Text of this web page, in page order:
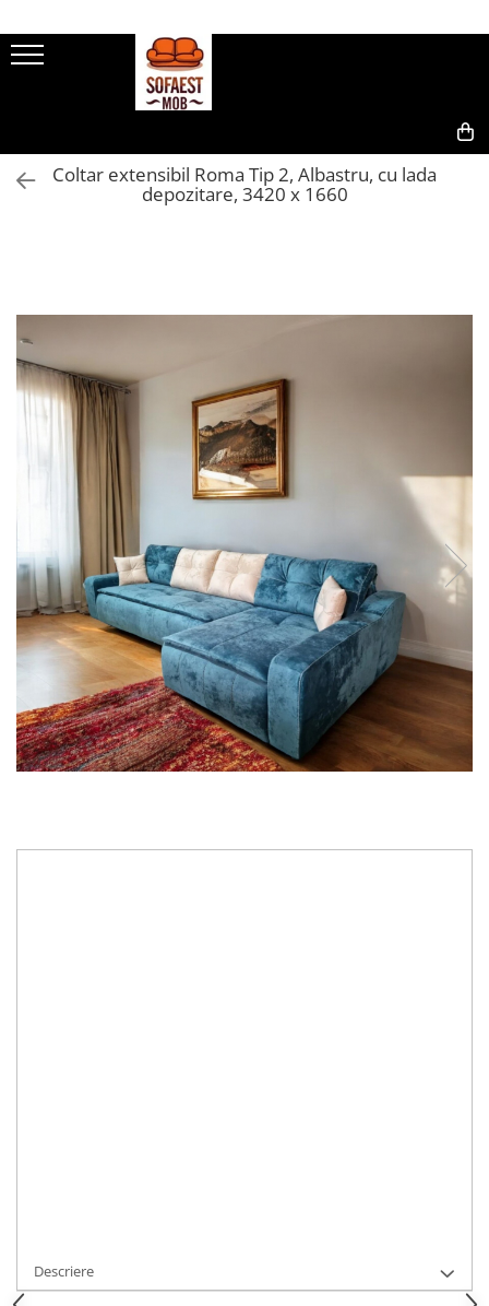
Coltar extensibil Roma Tip 2, Albastru, cu lada
depozitare, 3420 x 1660
Descriere